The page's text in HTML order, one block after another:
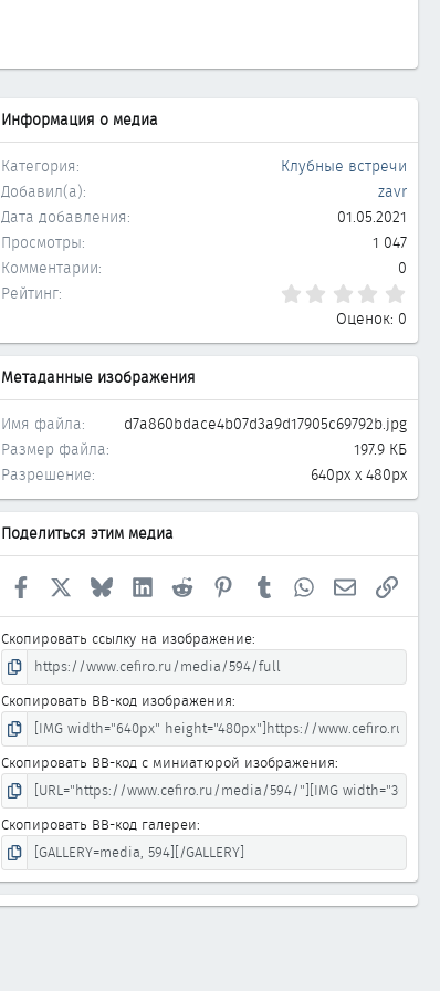
Информация о медиа
Категория
Клубные встречи
Добавил(а)
zavr
Дата добавления
01.05.2021
Просмотры
1 047
Комментарии
0
Рейтинг
Оценок: 0
Метаданные изображения
Имя файла
d7a860bdace4b07d3a9d17905c69792b.jpg
Размер файла
197.9 КБ
Разрешение
640px x 480px
Поделиться этим медиа
Facebook BlueskyLinkedInReddit PinterestTumblr WhatsApp
Скопировать ссылку на изображение
Скопировать BB-код изображения
Скопировать BB-код с миниатюрой изображения
Скопировать BB-код галереи